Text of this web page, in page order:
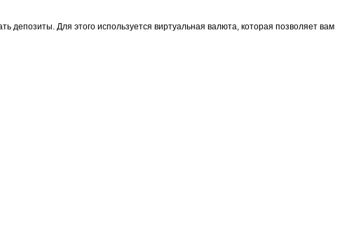
депозиты. Для этого используется виртуальная валюта, которая позволяет вам